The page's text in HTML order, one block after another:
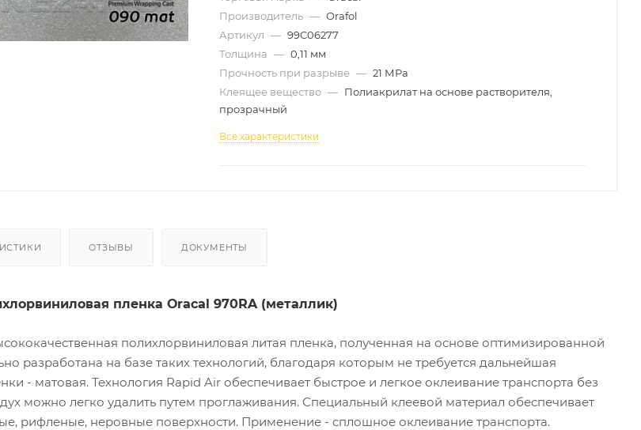
Производитель — Orafol
Артикул — 99C06277
Толщина — 0,11 мм
Прочность при разрыве — 21 МРа
Клеящее вещество — Полиакрилат на основе растворителя,
прозрачный
Все характеристики
ОТЗЫВЫ ДОКУМЕНТЫ
пленка Oracal 970RA (металлик)
полихлорвиниловая литая пленка, полученная на основе оптимизированной
разработана на базе таких технологий, благодаря которым не требуется дальнейшая
- матовая. Технология Rapid Air обеспечивает быстрое и легкое оклеивание транспорта без
можно легко удалить путем проглаживания. Специальный клеевой материал обеспечивает
рифленые, неровные поверхности. Применение - сплошное оклеивание транспорта.